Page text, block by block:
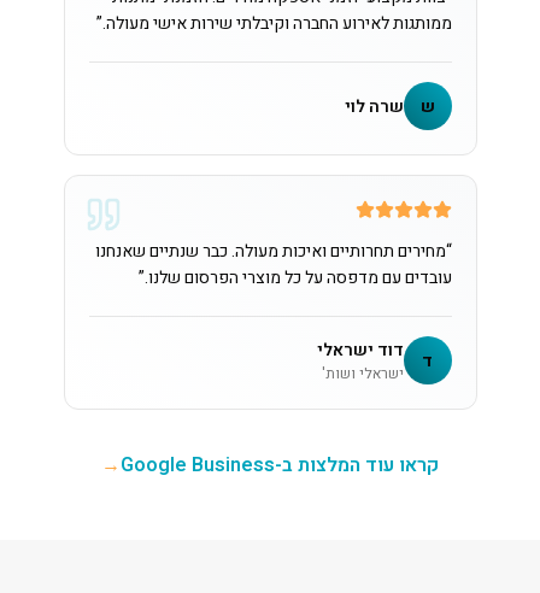
ממותגות לאירוע החברה וקיבלתי שירות אישי מעולה.”
ש שרה לוי
“מחירים תחרותיים ואיכות מעולה. כבר שנתיים שאנחנו
עובדים עם מדפסה על כל מוצרי הפרסום שלנו.”
ד דוד ישראלי
ישראלי ושות'
קראו עוד המלצות ב-Google Business →